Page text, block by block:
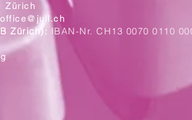
Ein Blick auf die neuen Plakate
Zürich
office@jull.ch
Zürich): IBAN-Nr. CH13 0070 0110